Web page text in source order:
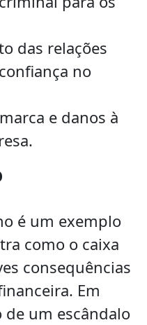
das relações
no
e danos à
é um exemplo
como o caixa
consequências
Em
um escândalo